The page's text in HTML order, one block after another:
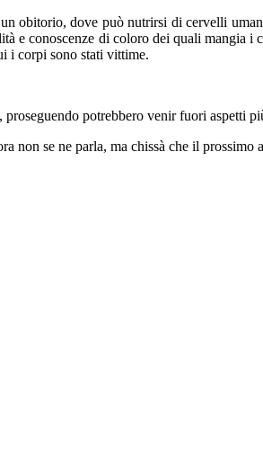
obitorio, dove può nutrirsi di cervelli
e conoscenze di coloro dei quali mangia
i corpi sono stati vittime.
potrebbero venir fuori aspetti
se ne parla, ma chissà che il prossimo